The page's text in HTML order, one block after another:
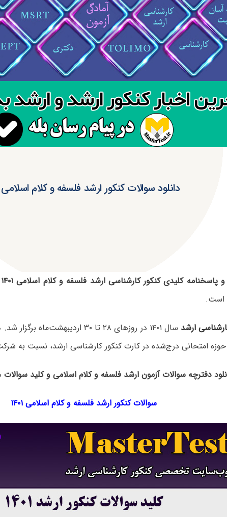
دانلود سوالات کنکور ارشد فلسفه و کلام اسلامی
پاسخنامه کلیدی کنکور کارشناسی ارشد فلسفه و کلام اسلامی ۱۴۰۱
است.
ارشد
سال ۱۴۰۱ در روزهای ۲۸ تا ۳۰
امتحانی درج‌شده در کارت کنکور کارشناسی ارشد، نسبت به
دفترچه سوالات آزمون ارشد فلسفه و کلام اسلامی و کلید سوالات
سوالات کنکور ارشد فلسفه و کلام اسلامی ۱۴۰۱